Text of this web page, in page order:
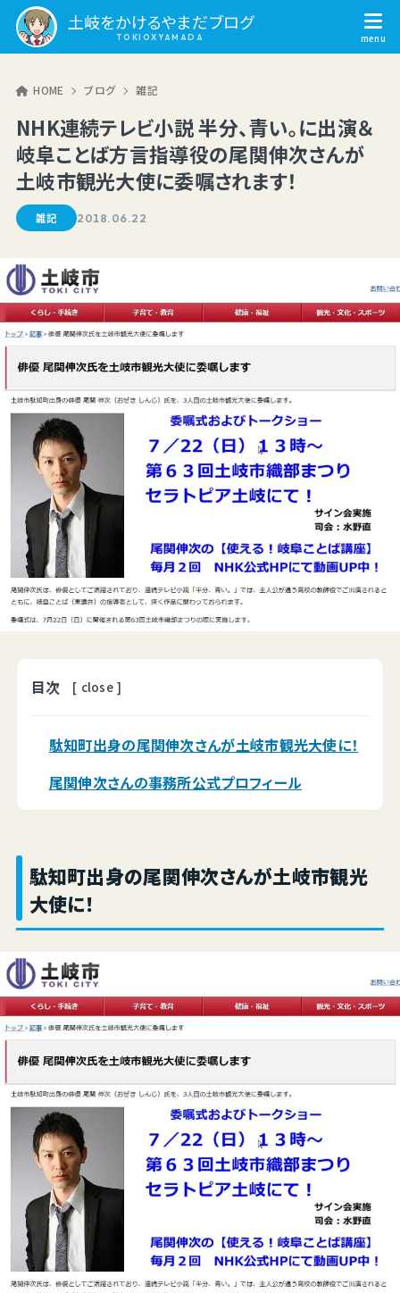
土岐をかけるやまだブログ
HOME ブログ 雑記
NHK連続テレビ小説 半分、青い。に出演＆
岐阜ことば方言指導役の尾関伸次さんが
土岐市観光大使に委嘱されます！
2018.06.22
雑記
目次 [ close ]
駄知町出身の尾関伸次さんが土岐市観光大使に！
尾関伸次さんの事務所公式プロフィール
駄知町出身の尾関伸次さんが土岐市観光
大使に！